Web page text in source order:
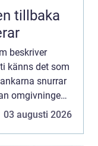
beskriver
känns det som
snurrar
omgivningen
en klyfta
03 augusti 2026